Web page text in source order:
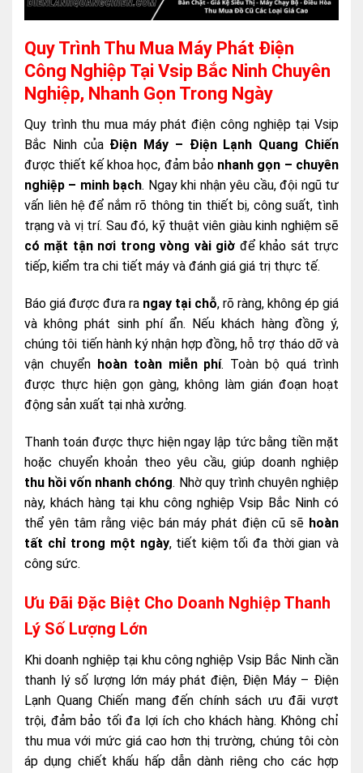
Quy Trình Thu Mua Máy Phát Điện
Công Nghiệp Tại Vsip Bắc Ninh Chuyên
Nghiệp, Nhanh Gọn Trong Ngày
Quy trình thu mua máy phát điện công nghiệp tại Vsip
Bắc Ninh của Điện Máy – Điện Lạnh Quang Chiến
được thiết kế khoa học, đảm bảo nhanh gọn – chuyên
nghiệp – minh bạch. Ngay khi nhận yêu cầu, đội ngũ tư
vấn liên hệ để nắm rõ thông tin thiết bị, công suất, tình
trạng và vị trí. Sau đó, kỹ thuật viên giàu kinh nghiệm sẽ
có mặt tận nơi trong vòng vài giờ để khảo sát trực
tiếp, kiểm tra chi tiết máy và đánh giá giá trị thực tế.
Báo giá được đưa ra ngay tại chỗ, rõ ràng, không ép giá
và không phát sinh phí ẩn. Nếu khách hàng đồng ý,
chúng tôi tiến hành ký nhận hợp đồng, hỗ trợ tháo dỡ và
vận chuyển hoàn toàn miễn phí. Toàn bộ quá trình
được thực hiện gọn gàng, không làm gián đoạn hoạt
động sản xuất tại nhà xưởng.
Thanh toán được thực hiện ngay lập tức bằng tiền mặt
hoặc chuyển khoản theo yêu cầu, giúp doanh nghiệp
thu hồi vốn nhanh chóng. Nhờ quy trình chuyên nghiệp
này, khách hàng tại khu công nghiệp Vsip Bắc Ninh có
thể yên tâm rằng việc bán máy phát điện cũ sẽ hoàn
tất chỉ trong một ngày, tiết kiệm tối đa thời gian và
công sức.
Ưu Đãi Đặc Biệt Cho Doanh Nghiệp Thanh
Lý Số Lượng Lớn
Khi doanh nghiệp tại khu công nghiệp Vsip Bắc Ninh cần
thanh lý số lượng lớn máy phát điện, Điện Máy – Điện
Lạnh Quang Chiến mang đến chính sách ưu đãi vượt
trội, đảm bảo tối đa lợi ích cho khách hàng. Không chỉ
thu mua với mức giá cao hơn thị trường, chúng tôi còn
áp dụng chiết khấu hấp dẫn dành riêng cho các hợp